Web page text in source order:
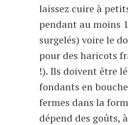
laissez cuire à
pendant au moins
surgelés) voire le
pour des haricots
!). Ils doivent être
fondants en
fermes dans la
dépend des goûts,